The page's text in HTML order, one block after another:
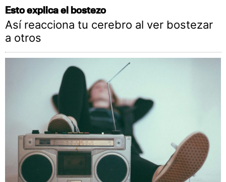
Esto explica el bostezo
Así reacciona tu cerebro al ver bostezar
a otros